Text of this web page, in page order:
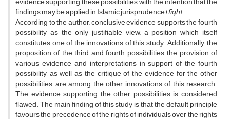
findings may be applied in Islamic jurisprudence (fiqh).
According to the author, conclusive evidence supports the fourth
possibility as the only justifiable view, a position which itself
constitutes one of the innovations of this study. Additionally, the
proposition of the third and fourth possibilities, the provision of
various evidence and interpretations in support of the fourth
possibility, as well as the critique of the evidence for the other
possibilities, are among the other innovations of this research.
The evidence supporting the other possibilities is considered
flawed. The main finding of this study is that the default principle
favours the precedence of the rights of individuals over the rights